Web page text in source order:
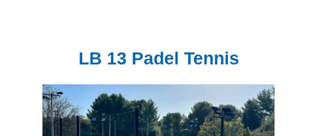
LB 13 Padel Tennis